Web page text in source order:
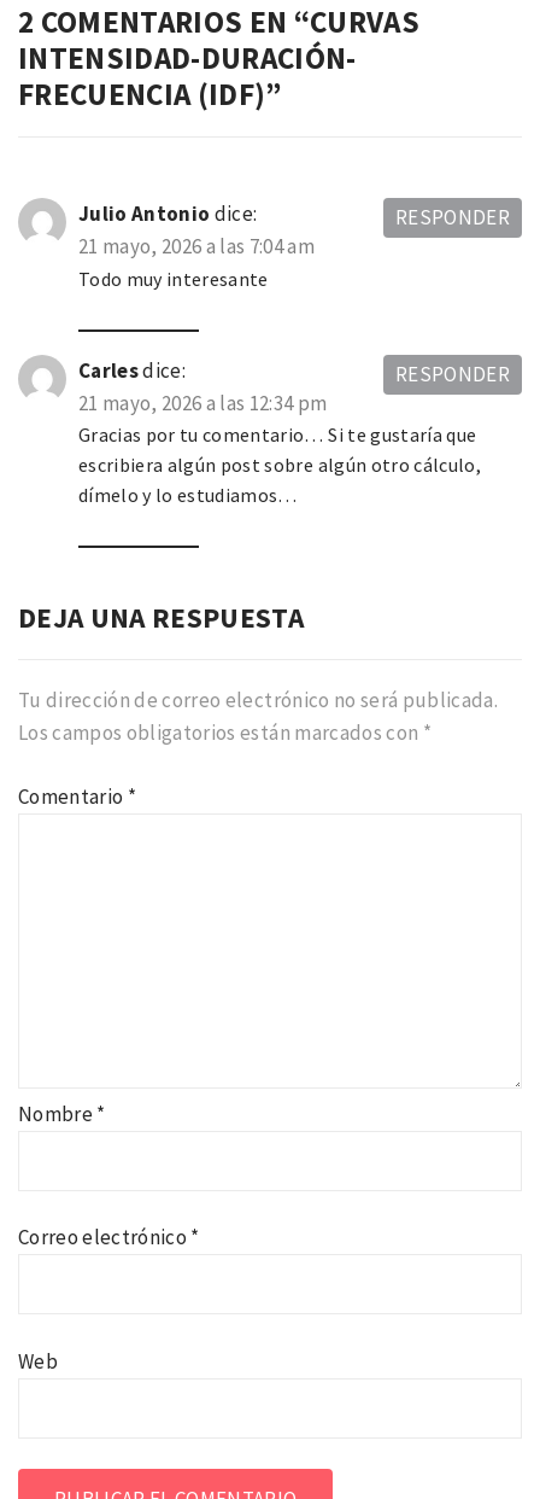
2 COMENTARIOS EN “CURVAS
INTENSIDAD-DURACIÓN-
FRECUENCIA (IDF)”
Julio Antonio dice:
21 mayo, 2026 a las 7:04 am
Todo muy interesante
RESPONDER
Carlesdice:
21 mayo, 2026 a las 12:34 pm
Gracias por tu comentario… Si te gustaría que
escribiera algún post sobre algún otro cálculo,
dímelo y lo estudiamos…
RESPONDER
DEJA UNA RESPUESTA
Tu dirección de correo electrónico no será publicada.
Los campos obligatorios están marcados con *
Comentario *
Nombre*
Correo electrónico *
Web